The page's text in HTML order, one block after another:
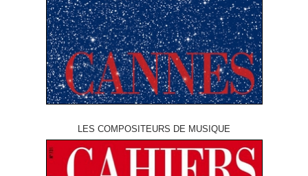
LES COMPOSITEURS DE MUSIQUE